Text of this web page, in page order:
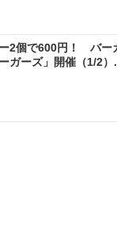
2個で600円！ バー
ガーズ」開催（1/2）